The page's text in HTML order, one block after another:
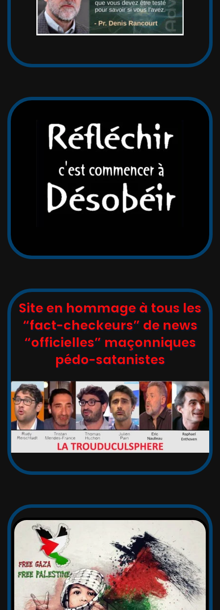
Site en hommage à tous les
“fact-checkeurs” de news
“officielles” maçonniques
pédo-satanistes